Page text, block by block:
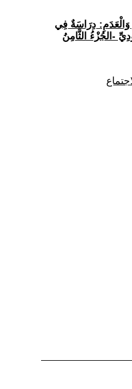
وَالْعَدَمِ: دِرَاسَةٌ فِي
-الجُزْءُ الثَّامِنُ